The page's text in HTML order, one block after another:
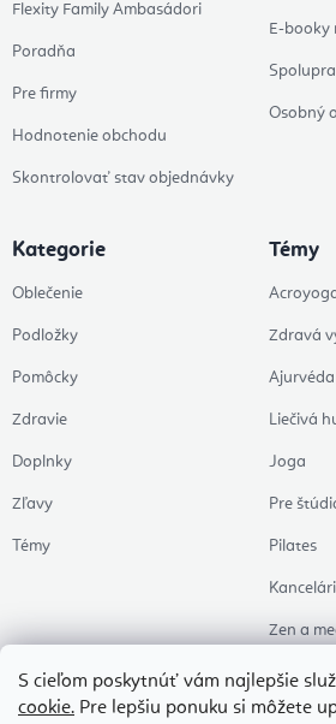
S cieľom poskytnúť vám najlepšie
cookie. Pre lepšiu ponuku si môžete
Flexity Family Ambasádori
Poradňa
Pre firmy
Hodnotenie obchodu
Skontrolovať stav objednávky
E-booky
Osobný
Kategorie
Oblečenie
Podložky
Pomôcky
Zdravie
Doplnky
Zľavy
Témy
Témy
Zdravá
Ajurvéda
Liečivá
Joga
Pre
Pilates
Zen a
Zdravý